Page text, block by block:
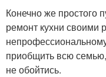
Конечно же простого
ремонт кухни своими
приобщить всю
не обойтись.